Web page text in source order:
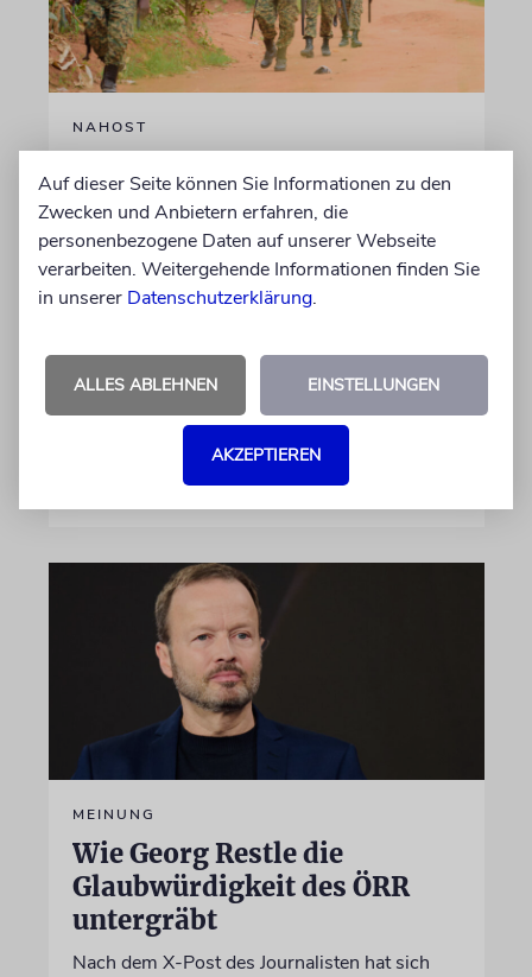
NAHOST
Truppenentsendung nach
Gaza
Auf US-Anfrage soll sich ein Kontingent der
ugandischen Armee der geplanten
anschließen. In Afrika zählt das Land zu den
größten Truppenstellern für
Friedensmissionen
07.08.2026
MEINUNG
Wie Georg Restle die
Glaubwürdigkeit des ÖRR
untergräbt
Nach dem X-Post des Journalisten hat sich
Auf dieser Seite können Sie Informationen zu den
Zwecken und Anbietern erfahren, die
personenbezogene Daten auf unserer Webseite
verarbeiten. Weitergehende Informationen finden Sie
in unserer Datenschutzerklärung.
ALLES ABLEHNEN EINSTELLUNGEN
AKZEPTIEREN